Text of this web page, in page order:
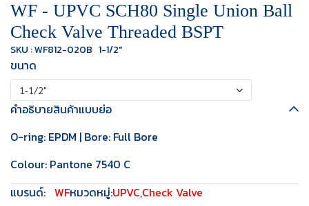
WF - UPVC SCH80 Single Union Ball
Check Valve Threaded BSPT
SKU : WF812-020B 1-1/2"
ขนาด
1-1/2"
คำอธิบายสินค้าแบบย่อ
O-ring: EPDM | Bore: Full Bore
Colour: Pantone 7540 C
แบรนด์: WFหมวดหมู่:UPVC,Check Valve